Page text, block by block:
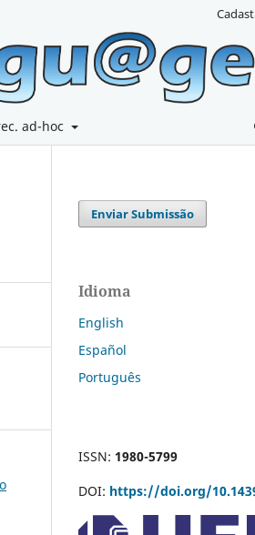
ad-hoc
Enviar Submissão
Idioma
English
Español
Português
ISSN: 1980-5799
DOI: https://doi.org/